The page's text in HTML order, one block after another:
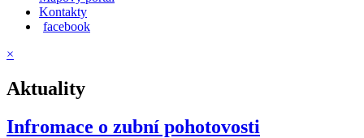
Kontakty
facebook
×
Aktuality
Infromace o zubní pohotovosti